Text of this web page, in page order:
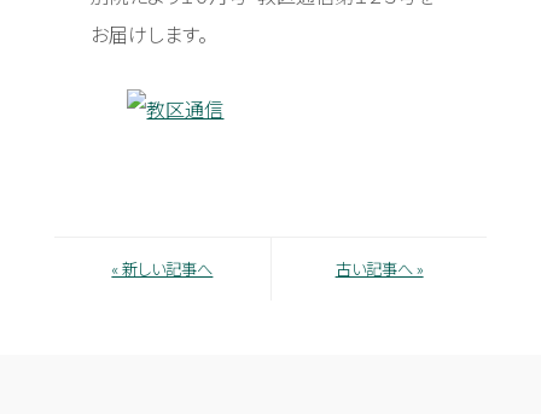
お届けします。
« 新しい記事へ 古い記事へ »